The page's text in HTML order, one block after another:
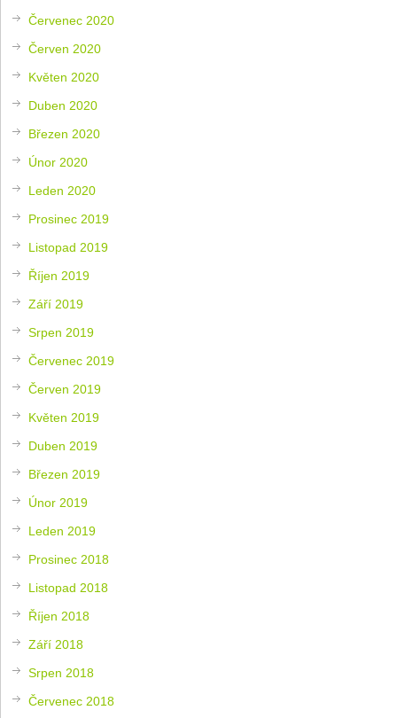
Červenec 2020
Červen 2020
Květen 2020
Duben 2020
Březen 2020
Únor 2020
Leden 2020
Prosinec 2019
Listopad 2019
Říjen 2019
Září 2019
Srpen 2019
Červenec 2019
Červen 2019
Květen 2019
Duben 2019
Březen 2019
Únor 2019
Leden 2019
Prosinec 2018
Listopad 2018
Říjen 2018
Září 2018
Srpen 2018
Červenec 2018